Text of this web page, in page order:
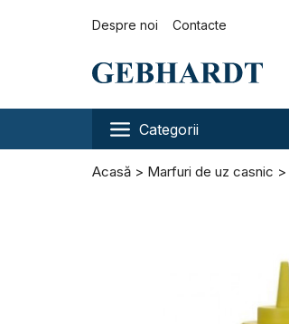
Despre noi Contacte
Categorii
Acasă Marfuri de uz casnic